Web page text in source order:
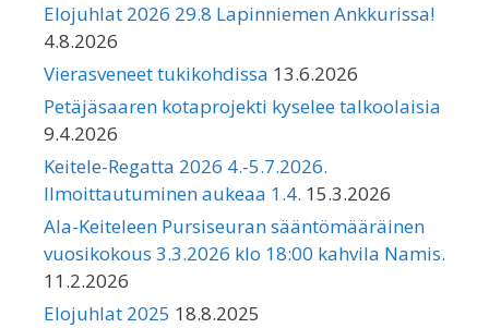
Elojuhlat 2026 29.8 Lapinniemen Ankkurissa!
4.8.2026
Vierasveneet tukikohdissa 13.6.2026
Petäjäsaaren kotaprojekti kyselee talkoolaisia
9.4.2026
Keitele-Regatta 2026 4.-5.7.2026.
Ilmoittautuminen aukeaa 1.4. 15.3.2026
Ala-Keiteleen Pursiseuran sääntömääräinen
vuosikokous 3.3.2026 klo 18:00 kahvila Namis.
11.2.2026
Elojuhlat 2025 18.8.2025